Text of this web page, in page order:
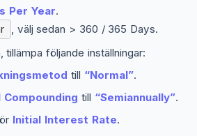
Per Year.
, välj sedan > 360 / 365 Days.
tillämpa följande inställningar:
till “Normal”.
Compounding till “Semiannually”.
Initial Interest Rate.